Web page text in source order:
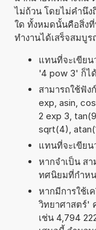
ไม่ถ้วน โดยไม่คำนึง
ใด ทั้งหมดนั้นคือสิ่งที่
ทำงานได้เสร็จสมบู
แทนที่จะเขีย
'4 pow 3' ก็ไ
สามารถใช้ฟัง
exp, asin,
2 exp 3,
sqrt(4),
แทนที่จะเขีย
หากจำเป็น ส
ทศนิยมที่กำห
หากมีการใช้เ
วิทยาศาสตร์'
เช่น 4,794